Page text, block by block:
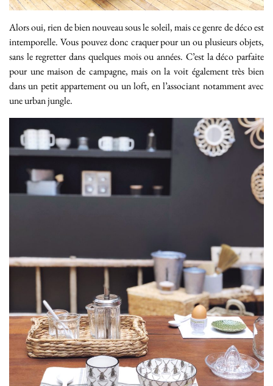
Alors oui, rien de bien nouveau sous le soleil, mais ce genre de déco est
intemporelle. Vous pouvez donc craquer pour un ou plusieurs objets,
sans le regretter dans quelques mois ou années. C’est la déco parfaite
pour une maison de campagne, mais on la voit également très bien
dans un petit appartement ou un loft, en l’associant notamment avec
une urban jungle.